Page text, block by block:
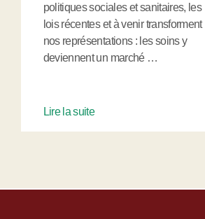
politiques sociales et sanitaires, les
lois récentes et à venir transforment
nos représentations : les soins y
deviennent un marché …
Lire la suite